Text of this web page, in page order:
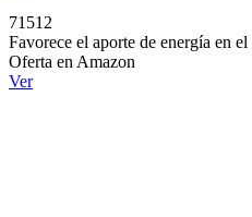
71512
Favorece el aporte de energía en
Oferta en Amazon
Ver